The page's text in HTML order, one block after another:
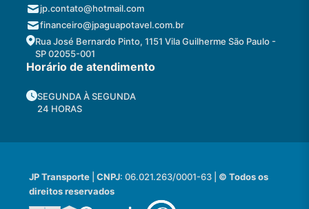
jp.contato@hotmail.com
financeiro@jpaguapotavel.com.br
Rua José Bernardo Pinto, 1151 Vila Guilherme São Paulo -
SP 02055-001
Horário de atendimento
SEGUNDA À SEGUNDA
24 HORAS
JP Transporte |CNPJ: 06.021.263/0001-63 | © Todos os
direitos reservados